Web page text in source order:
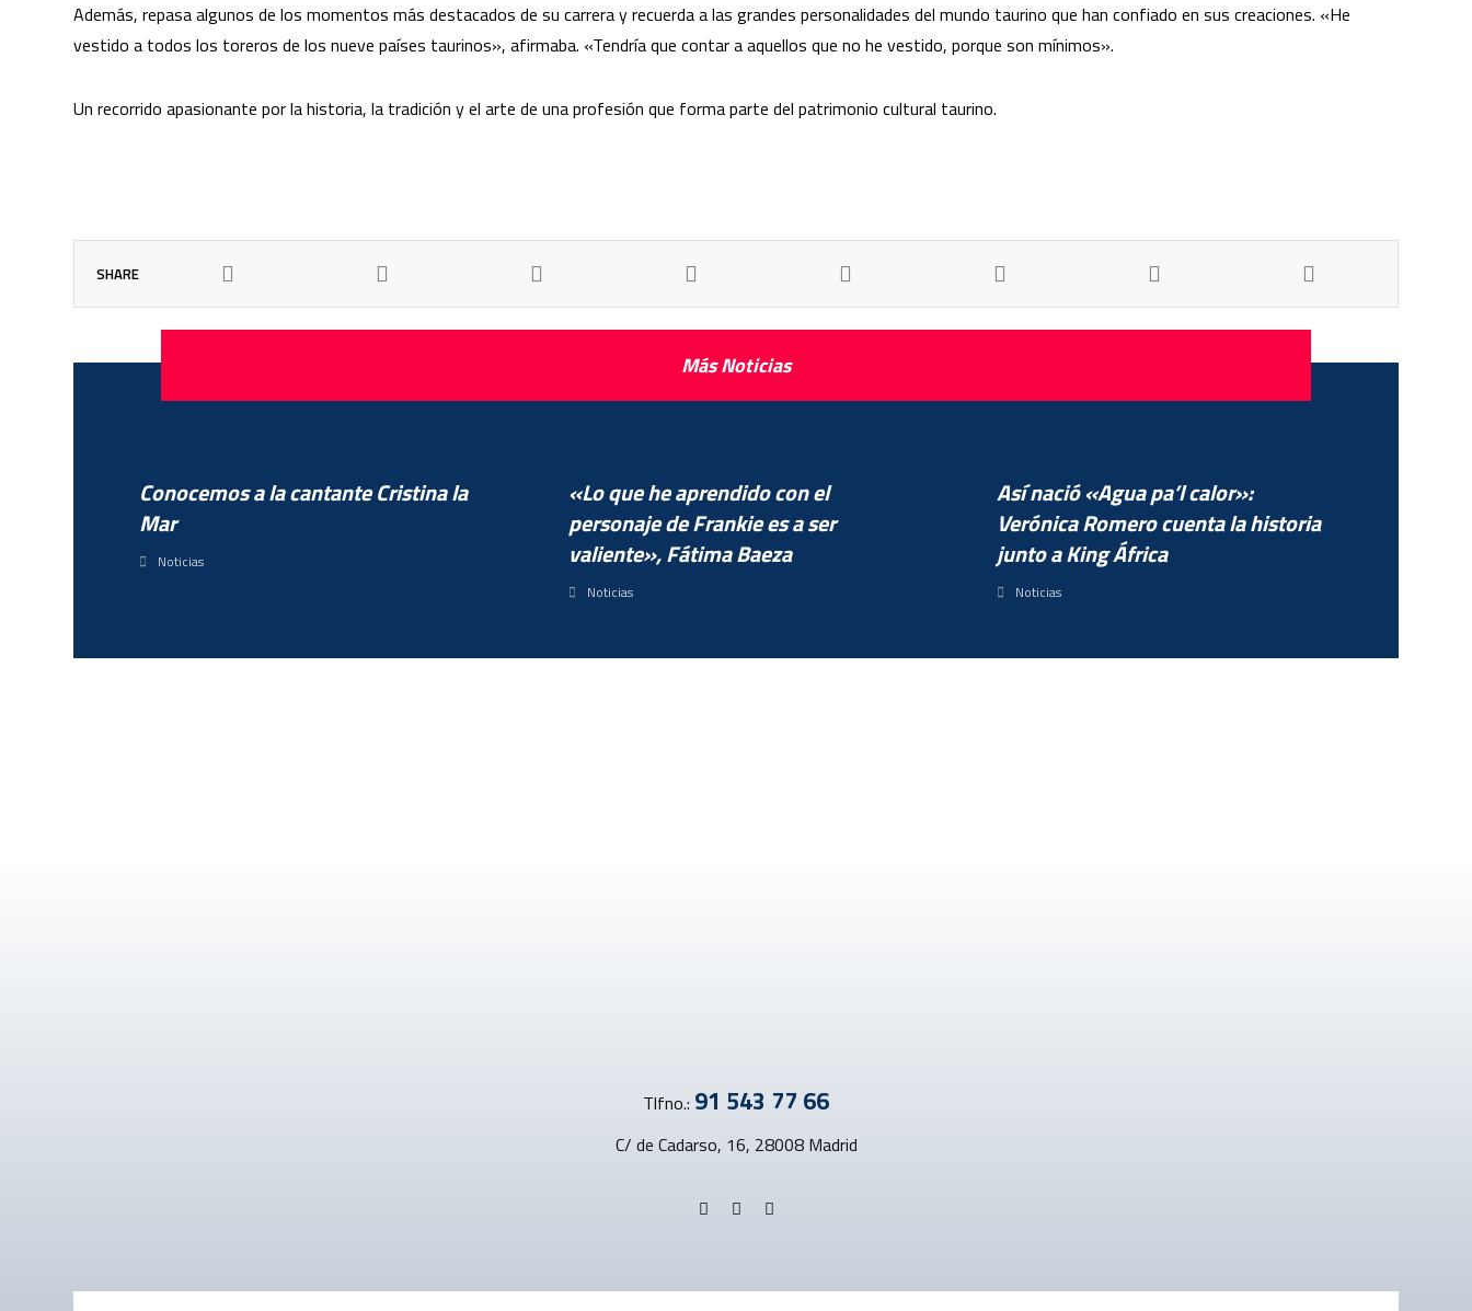
Además, repasa algunos de los momentos más destacados de su carrera y recuerda a las grandes personalidades del mundo taurino que han confiado en sus creaciones. «He
vestido a todos los toreros de los nueve países taurinos», afirmaba. «Tendría que contar a aquellos que no he vestido, porque son mínimos».
Un recorrido apasionante por la historia, la tradición y el arte de una profesión que forma parte del patrimonio cultural taurino.
Más Noticias
Conocemos a la cantante Cristina la
Mar
Noticias
«Lo que he aprendido con el
personaje de Frankie es a ser
valiente», Fátima Baeza
Noticias
Así nació «Agua pa’l calor»:
Verónica Romero cuenta la historia
junto a King África
Noticias
Tlfno.: 91 543 77 66
C/ de Cadarso, 16, 28008 Madrid